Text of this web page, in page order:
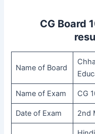
CG Board
Name of Board
Name of Exam CG
Date of Exam 2nd